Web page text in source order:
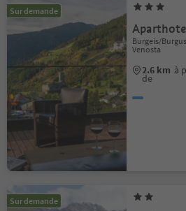
Sur demande
Burgeis/
Venosta
2.6 km à
de
Sur demande